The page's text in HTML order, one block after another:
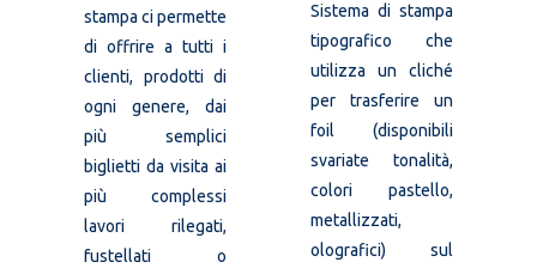
stampa ci permette
di offrire a tutti i
clienti, prodotti di
ogni genere, dai
più semplici
biglietti da visita ai
più complessi
lavori rilegati,
fustellati o
Sistema di stampa
tipografico che
utilizza un cliché
per trasferire un
foil (disponibili
svariate tonalità,
colori pastello,
metallizzati,
olografici) sul